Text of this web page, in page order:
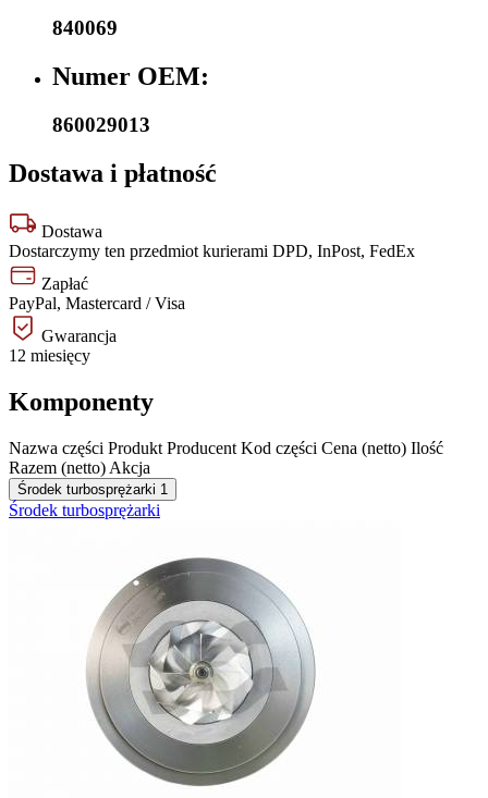
840069
Numer OEM:
860029013
Dostawa i płatność
Dostawa
Dostarczymy ten przedmiot kurierami DPD, InPost, FedEx
Zapłać
PayPal, Mastercard / Visa
Gwarancja
12 miesięcy
Komponenty
Nazwa części Produkt Producent Kod części Cena (netto) Ilość
Razem (netto) Akcja
Środek turbosprężarki 1
Środek turbosprężarki